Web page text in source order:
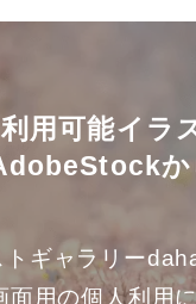
用可能イラ
か
トギャラリー
面用の個人利用